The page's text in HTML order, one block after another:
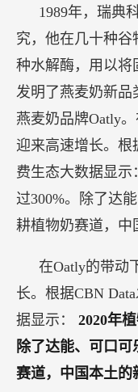
1989年，瑞典
究，他在几十种
种水解酶，用以将
发明了燕麦奶新品
燕麦奶品牌Oatly
迎来高速增长。根
费生态大数据显示
过300%。除了达
耕植物奶赛道，中
在Oatly的带动
长。根据CBN
据显示： 2020年
除了达能、可口
赛道，中国本土的